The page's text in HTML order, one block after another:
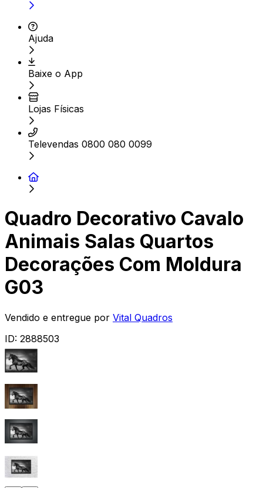
Ajuda
Baixe o App
Lojas Físicas
Televendas 0800 080 0099
Quadro Decorativo Cavalo
Animais Salas Quartos
Decorações Com Moldura
G03
Vendido e entregue por Vital Quadros
ID: 2888503